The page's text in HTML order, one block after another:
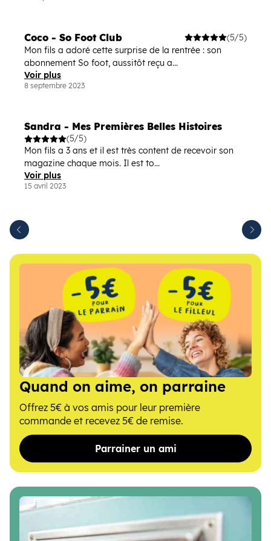
Coco - So Foot Club
(5/5)
Mon fils a adoré cette surprise de la rentrée : son
abonnement So foot, aussitôt reçu a...
Voir plus
8 septembre 2023
Sandra - Mes Premières Belles Histoires
(5/5)
Mon fils a 3 ans et il est très content de recevoir son
magazine chaque mois. Il est to...
Voir plus
15 avril 2023
Quand on aime, on parraine
Offrez 5€ à vos amis pour leur première
commande et recevez 5€ de remise.
Parrainer un ami